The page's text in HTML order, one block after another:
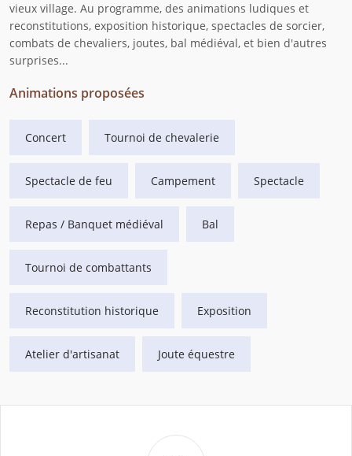
vieux village. Au programme, des animations ludiques et
reconstitutions, exposition historique, spectacles de sorcier,
combats de chevaliers, joutes, bal médiéval, et bien d'autres
surprises...
Animations proposées
Concert Tournoi de chevalerie
Spectacle de feu Campement Spectacle
Repas / Banquet médiéval Bal
Tournoi de combattants
Reconstitution historique Exposition
Atelier d'artisanat Joute équestre